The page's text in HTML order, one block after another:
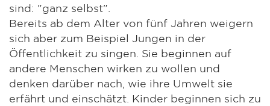
sind: "ganz selbst".
Bereits ab dem Alter von fünf Jahren weigern
sich aber zum Beispiel Jungen in der
Öffentlichkeit zu singen. Sie beginnen auf
andere Menschen wirken zu wollen und
denken darüber nach, wie ihre Umwelt sie
erfährt und einschätzt. Kinder beginnen sich zu